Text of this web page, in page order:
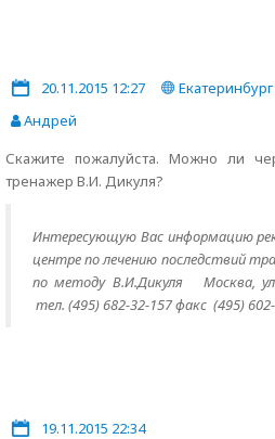
20.11.2015 12:27
Екатеринбург
Андрей
Скажите пожалуйста. Можно ли
тренажер В.И. Дикуля?
Интересующую Вас информацию
центре по лечению последствий
по методу В.И.Дикуля Москва,
тел. (495) 682-32-157 факс (495)
19.11.2015 22:34